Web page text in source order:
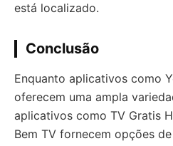
está localizado.
Conclusão
Enquanto aplicativos como
oferecem uma ampla
aplicativos como TV Gratis
Bem TV fornecem opções